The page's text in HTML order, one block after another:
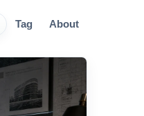
Tag About